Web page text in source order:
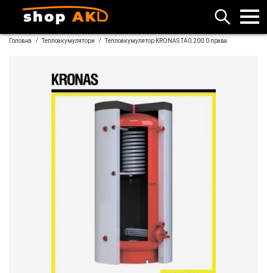
Головна / Теплоакумулятори / Теплоакумулятор KRONAS ТА0.200.0 права